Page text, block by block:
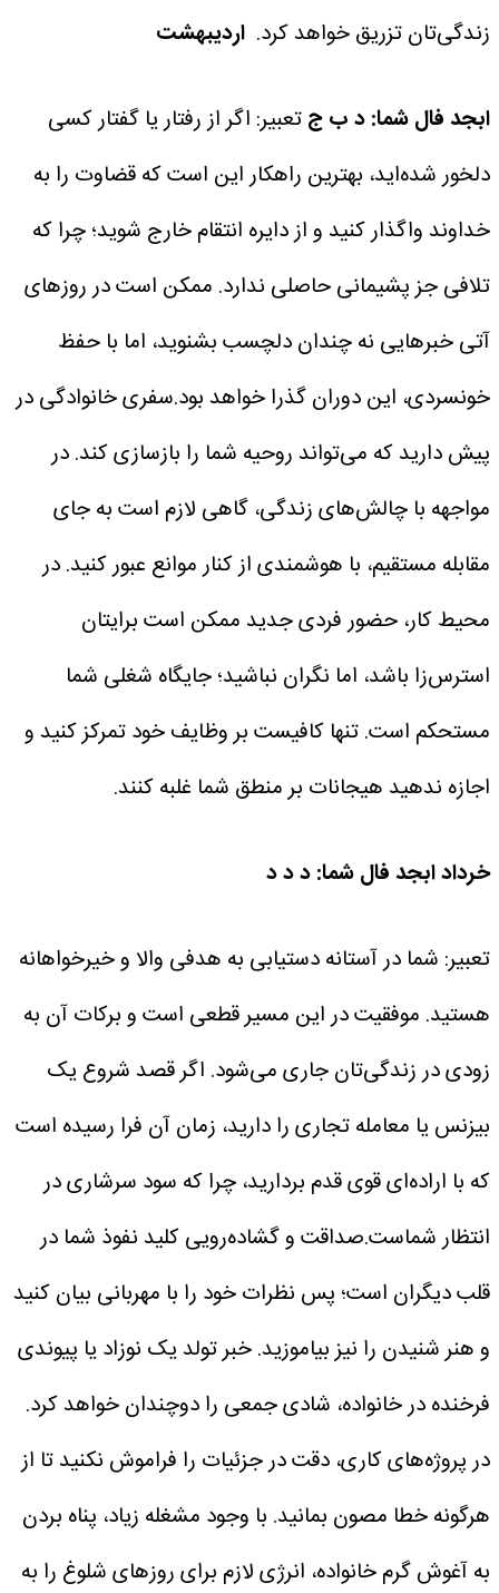
زندگی‌تان تزریق خواهد کرد. اردیبهشت
ابجد فال شما: د ب جتعبیر: اگر از رفتار یا گفتار کسی
دلخور شده‌اید، بهترین راهکار این است که قضاوت را به
خداوند واگذار کنید و از دایره انتقام خارج شوید؛ چرا که
تلافی جز پشیمانی حاصلی ندارد. ممکن است در روزهای
آتی خبرهایی نه چندان دلچسب بشنوید، اما با حفظ
خونسردی، این دوران گذرا خواهد بود.سفری خانوادگی در
پیش دارید که می‌تواند روحیه شما را بازسازی کند. در
مواجهه با چالش‌های زندگی، گاهی لازم است به جای
مقابله مستقیم، با هوشمندی از کنار موانع عبور کنید. در
محیط کار، حضور فردی جدید ممکن است برایتان
استرس‌زا باشد، اما نگران نباشید؛ جایگاه شغلی شما
مستحکم است. تنها کافیست بر وظایف خود تمرکز کنید و
اجازه ندهید هیجانات بر منطق شما غلبه کنند.
خردادابجد فال شما: د د د
تعبیر: شما در آستانه دستیابی به هدفی والا و خیرخواهانه
هستید. موفقیت در این مسیر قطعی است و برکات آن به
زودی در زندگی‌تان جاری می‌شود. اگر قصد شروع یک
بیزنس یا معامله تجاری را دارید، زمان آن فرا رسیده است
که با اراده‌ای قوی قدم بردارید، چرا که سود سرشاری در
انتظار شماست.صداقت و گشاده‌رویی کلید نفوذ شما در
قلب دیگران است؛ پس نظرات خود را با مهربانی بیان کنید
و هنر شنیدن را نیز بیاموزید. خبر تولد یک نوزاد یا پیوندی
فرخنده در خانواده، شادی جمعی را دوچندان خواهد کرد.
در پروژه‌های کاری، دقت در جزئیات را فراموش نکنید تا از
هرگونه خطا مصون بمانید. با وجود مشغله زیاد، پناه بردن
به آغوش گرم خانواده، انرژی لازم برای روزهای شلوغ را به